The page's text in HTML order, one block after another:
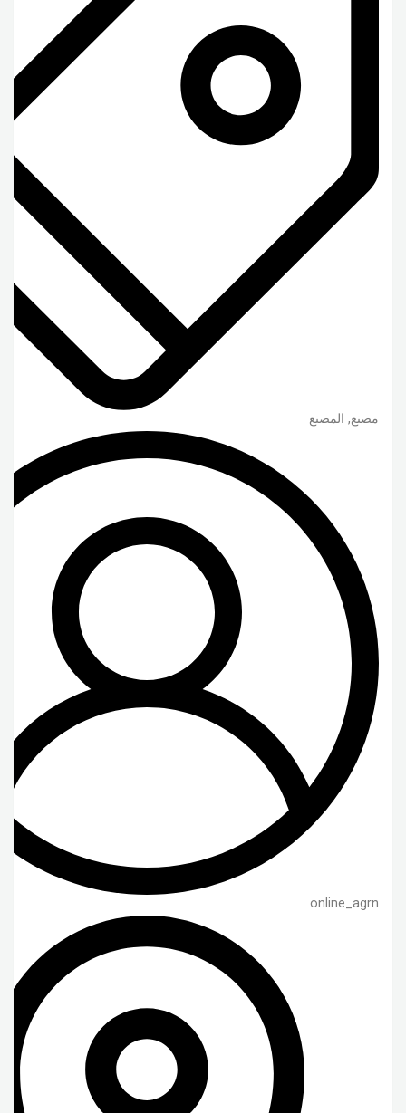
مصنع, المصنع
online_agrn